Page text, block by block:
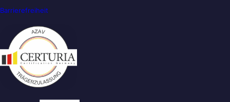
Barrierefreiheit